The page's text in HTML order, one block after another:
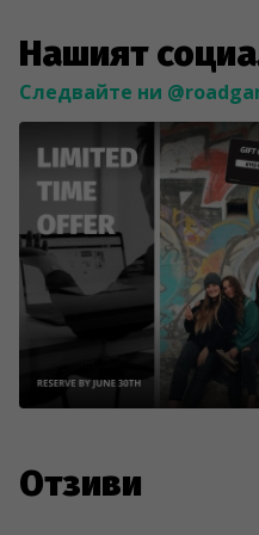
Нашият
Следвайте ни
Отзиви